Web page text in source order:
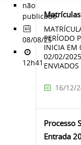
não
publicado
08/08/25
12h41
PERÍODO
INICIA EM
02/02/
16/12/
Processo
Entrada